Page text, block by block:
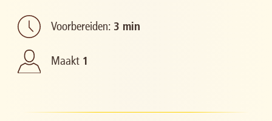
Voorbereiden: 3 min
Maakt 1